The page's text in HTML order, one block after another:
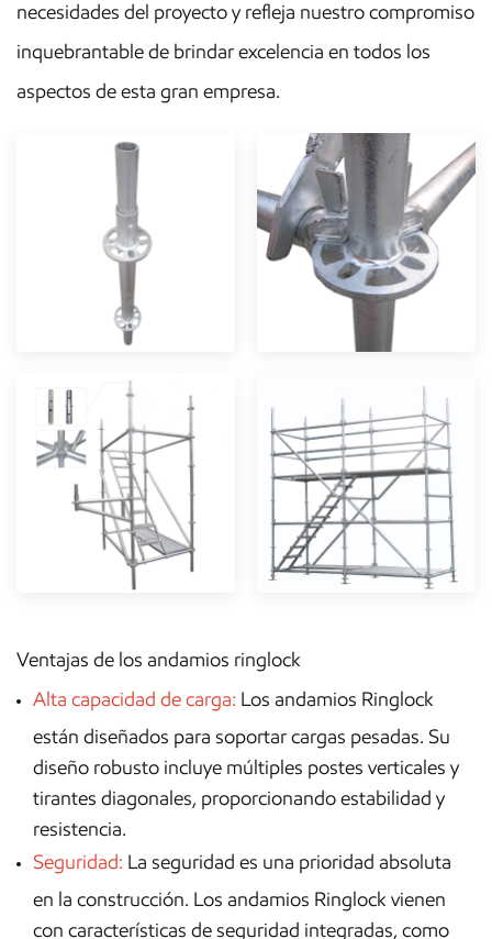
necesidades del proyecto y refleja nuestro compromiso
inquebrantable de brindar excelencia en todos los
aspectos de esta gran empresa.
Ventajas de los andamios ringlock
Alta capacidad de carga: Los andamios Ringlock
están diseñados para soportar cargas pesadas. Su
diseño robusto incluye múltiples postes verticales y
tirantes diagonales, proporcionando estabilidad y
resistencia.
Seguridad: La seguridad es una prioridad absoluta
en la construcción. Los andamios Ringlock vienen
con características de seguridad integradas, como